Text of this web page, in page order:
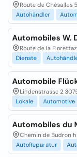
Route de Chésalles
Autohändler
Automobiles W.
Route de la Florettaz
Dienste
Automobile
Lindenstrasse 2
Lokale
Automotive
Automobiles du
Chemin de Budron
AutoReparatur